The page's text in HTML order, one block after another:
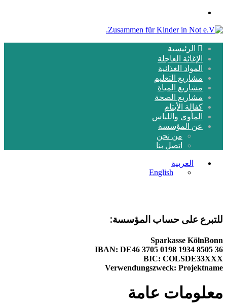
الرئيسية
الإغاثة العاجلة
المواد الغذائية
مشاريع التعليم
مشاريع المياة
مشاريع الصحة
كفالة الأيتام
المأوى واللباس
عن المؤسسة
من نحن
اتصل بنا
العربية
English
للتبرع على حساب المؤسسة:
Sparkasse KölnBonn
IBAN: DE46 3705 0198 1934 8505 36
BIC: COLSDE33XXX
Verwendungszweck: Projektname
معلومات عامة